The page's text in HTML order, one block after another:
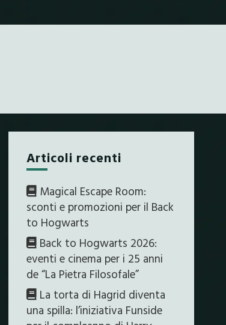
alla fine
Articoli recenti
Magical Escape Room:
sconti e promozioni per il Back
to Hogwarts
Back to Hogwarts 2026:
eventi e cinema per i 25 anni
de “La Pietra Filosofale”
La torta di Hagrid diventa
una spilla: l’iniziativa Funside